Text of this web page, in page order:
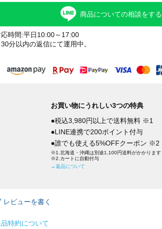
商品についての相談をする
時間:平日10:00～17:00
分以内の返信にて運用中。
お買い物にうれしい3つの特典
●税込3,980円以上で送料無料 ※1
●LINE連携で200ポイント付与
●誰でも使える5%OFFクーポン ※2
※1.北海道・沖縄は別途1,100円送料がかかります
※2.カートに自動付与
→返品について
レビューを書く
特約について